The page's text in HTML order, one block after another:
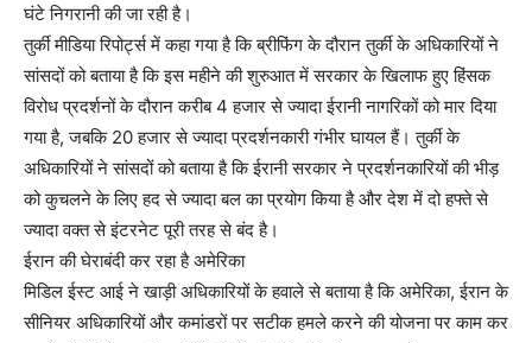
घंटे निगरानी की जा रही है।
तुर्की मीडिया रिपोर्ट्स में कहा गया है कि ब्रीफिंग के दौरान तुर्की के अधिकारियों ने
सांसदों को बताया है कि इस महीने की शुरुआत में सरकार के खिलाफ हुए हिंसक
विरोध प्रदर्शनों के दौरान करीब 4 हजार से ज्यादा ईरानी नागरिकों को मार दिया
गया है, जबकि 20 हजार से ज्यादा प्रदर्शनकारी गंभीर घायल हैं। तुर्की के
अधिकारियों ने सांसदों को बताया है कि ईरानी सरकार ने प्रदर्शनकारियों की भीड़
को कुचलने के लिए हद से ज्यादा बल का प्रयोग किया है और देश में दो हफ्ते से
ज्यादा वक्त से इंटरनेट पूरी तरह से बंद है।
ईरान की घेराबंदी कर रहा है अमेरिका
मिडिल ईस्ट आई ने खाड़ी अधिकारियों के हवाले से बताया है कि अमेरिका, ईरान के
सीनियर अधिकारियों और कमांडरों पर सटीक हमले करने की योजना पर काम कर